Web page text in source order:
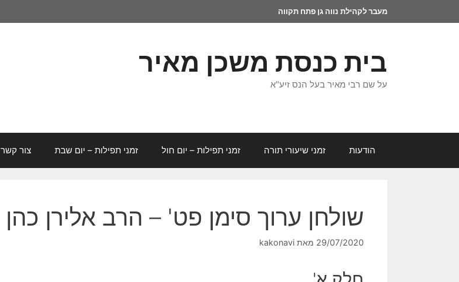
מעבר לקהילת נווה גן פתח תקווה
בית כנסת משכן מאיר
על שם רבי מאיר בעל הנס זיע"א
הודעות זמני שיעורי תורה זמני תפילות – יום חול זמני תפילות – יום שבת צור קשר
שולחן ערוך סימן פט' – הרב אלירן כהן
29/07/2020 מאת kakonavi